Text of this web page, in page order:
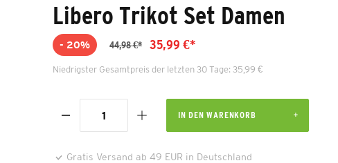
Libero Trikot Set Damen
- 20% 44,98 €* 35,99 €*
Niedrigster Gesamtpreis der letzten 30 Tage: 35,99 €
IN DEN WARENKORB
Gratis Versand ab 49 EUR in Deutschland